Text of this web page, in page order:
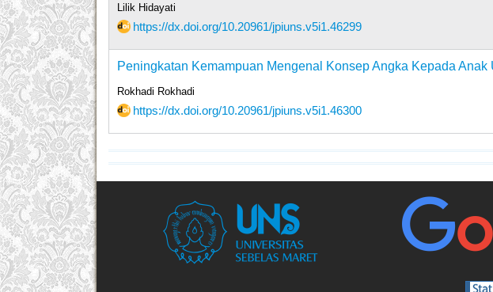
Lilik Hidayati
https://dx.doi.org/10.20961/jpiuns.v5i1.46299
Peningkatan Kemampuan Mengenal Konsep Angka Kepada
Rokhadi Rokhadi
https://dx.doi.org/10.20961/jpiuns.v5i1.46300